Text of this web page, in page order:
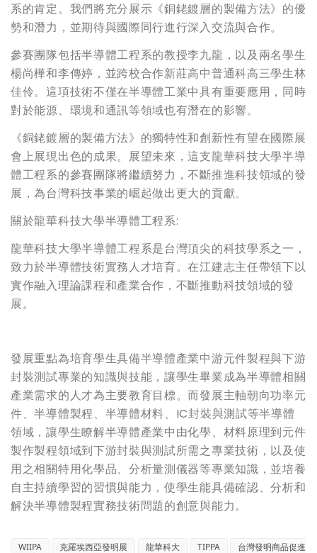
系的肯定。我們將充分展示《銅銠鍍層的製備方法》的優
勢和潛力，並期待與國際同行進行深入交流與合作。
參賽團隊包括半導體工程系的教授李九龍，以及兩名學生
楊尚樺和李傳婷，並跨校合作新莊高中普通科高三學生林
佳伶。這項技術不僅在半導體工業中具有重要應用，同時
對於能源、環境和通訊等領域也有潛在的影響。
《銅銠鍍層的製備方法》的獨特性和創新性有望在國際展
會上展現出色的成果。展望未來，這支龍華科技大學半導
體工程系的參賽團隊將繼續努力，不斷推進科技領域的發
展，為台灣科技事業的崛起做出更大的貢獻。
關於龍華科技大學半導體工程系:
龍華科技大學半導體工程系是台灣頂尖的科技學系之一，
致力於半導體技術實務人才培育。在江建志主任帶領下以
實作融入理論課程和產業合作，不斷推動科技領域的發
展。
發展重點為培育學生具備半導體產業中游元件製程與下游
封裝測試專業的知識與技能，讓學生畢業成為半導體相關
產業需求的人才為主要教育目標。而發展主軸朝向功率元
件、半導體製程、半導體材料、IC封裝與測試等半導體
領域，讓學生瞭解半導體產業中由化學、材料原理到元件
製作製程領域到下游封裝與測試所需之專業技術，以及使
用之相關特用化學品、分析量測儀器等專業知識，並培養
自主持續學習的習慣與能力，使學生能具備確認、分析和
解決半導體製程實務技術問題的創意與能力。
WIIPA 克羅埃西亞發明展 龍華科大 TIPPA 台灣發明商品促進